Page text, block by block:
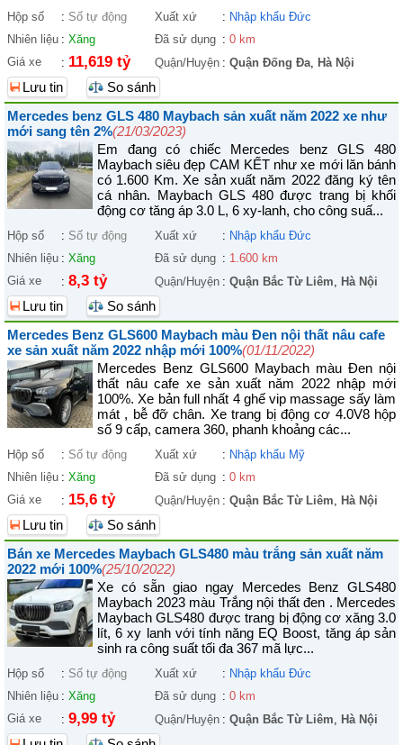
Hộp số : Số tự động Xuất xứ : Nhập khẩu Đức
Nhiên liệu : Xăng Đã sử dụng : 0 km
Giá xe
: 11,619 tỷ Quận/Huyện : Quận Đống Đa, Hà Nội
Lưu tin
So sánh
Mercedes benz GLS 480 Maybach sản xuất năm 2022 xe như
mới sang tên 2%(21/03/2023)
Em đang có chiếc Mercedes benz GLS 480
Maybach siêu đẹp CAM KẾT như xe mới lăn bánh
có 1.600 Km. Xe sản xuất năm 2022 đăng ký tên
cá nhân. Maybach GLS 480 được trang bị khối
động cơ tăng áp 3.0 L, 6 xy-lanh, cho công suấ...
Hộp số : Số tự động Xuất xứ : Nhập khẩu Đức
Nhiên liệu : Xăng Đã sử dụng : 1.600 km
Giá xe
: 8,3 tỷ Quận/Huyện : Quận Bắc Từ Liêm, Hà Nội
Lưu tin
So sánh
Mercedes Benz GLS600 Maybach màu Đen nội thất nâu cafe
xe sản xuất năm 2022 nhập mới 100%(01/11/2022)
Mercedes Benz GLS600 Maybach màu Đen nội
thất nâu cafe xe sản xuất năm 2022 nhập mới
100%. Xe bản full nhất 4 ghế vip massage sấy làm
mát , bễ đỡ chân. Xe trang bị động cơ 4.0V8 hộp
số 9 cấp, camera 360, phanh khoảng các...
Hộp số : Số tự động Xuất xứ : Nhập khẩu Mỹ
Nhiên liệu : Xăng Đã sử dụng : 0 km
Giá xe
: 15,6 tỷ Quận/Huyện : Quận Bắc Từ Liêm, Hà Nội
Lưu tin
So sánh
Bán xe Mercedes Maybach GLS480 màu trắng sản xuất năm
2022 mới 100%(25/10/2022)
Xe có sẵn giao ngay Mercedes Benz GLS480
Maybach 2023 màu Trắng nội thất đen . Mercedes
Maybach GLS480 được trang bị động cơ xăng 3.0
lít, 6 xy lanh với tính năng EQ Boost, tăng áp sản
sinh ra công suất tối đa 367 mã lực...
Hộp số : Số tự động Xuất xứ : Nhập khẩu Đức
Nhiên liệu : Xăng Đã sử dụng : 0 km
Giá xe
: 9,99 tỷ Quận/Huyện : Quận Bắc Từ Liêm, Hà Nội